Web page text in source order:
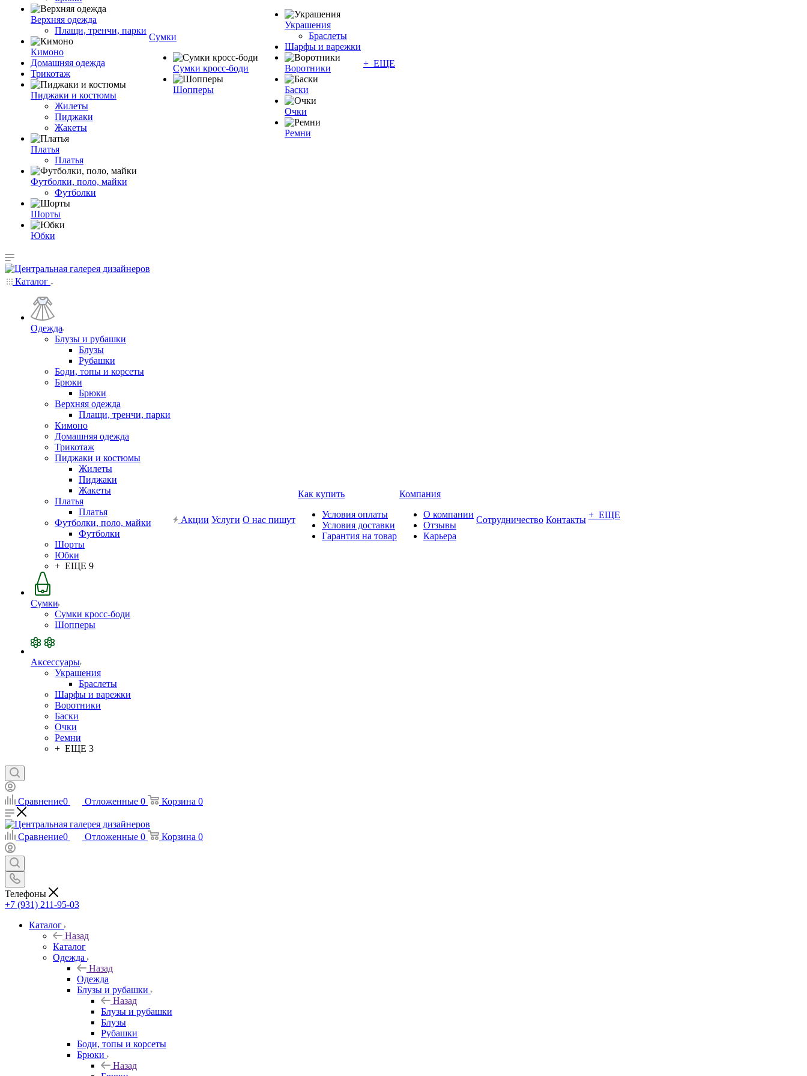
Верхняя одежда
Плащи, тренчи, парки
Кимоно
Домашняя одежда
Трикотаж
Пиджаки и костюмы
Жилеты
Пиджаки
Жакеты
Платья
Платья
Футболки, поло, майки
Футболки
Шорты
Юбки
Сумки
Сумки кросс-боди
Шопперы
Украшения
Браслеты
Шарфы и варежки
Воротники
Баски
Очки
Ремни
+ ЕЩЕ
Каталог
Одежда
Блузы и рубашки
Блузы
Рубашки
Боди, топы и корсеты
Брюки
Брюки
Верхняя одежда
Плащи, тренчи, парки
Кимоно
Домашняя одежда
Трикотаж
Пиджаки и костюмы
Жилеты
Пиджаки
Жакеты
Платья
Платья
Футболки, поло, майки
Футболки
Шорты
Юбки
+ ЕЩЕ 9
Сумки
Сумки кросс-боди
Шопперы
Аксессуары
Украшения
Браслеты
Шарфы и варежки
Воротники
Баски
Очки
Ремни
+ ЕЩЕ 3
Акции Услуги О нас пишут
Как купить
Условия оплаты
Условия доставки
Гарантия на товар
Компания
О компании
Отзывы
Карьера
Сотрудничество Контакты + ЕЩЕ
Сравнение0 Отложенные 0 Корзина 0
Сравнение0 Отложенные 0 Корзина 0
Телефоны
+7 (931) 211-95-03
Каталог
Назад
Каталог
Одежда
Назад
Одежда
Блузы и рубашки
Назад
Блузы и рубашки
Блузы
Рубашки
Боди, топы и корсеты
Брюки
Назад